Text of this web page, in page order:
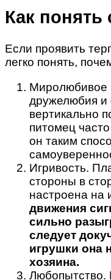
Как понять
Если проявить
легко понять,
Миролюбивое
дружелюбия и
вертикально
питомец
он таким
Игривость.
стороны в
настроена на
движения
сильно
следует
игрушки она
хозяина.
Любопытство.